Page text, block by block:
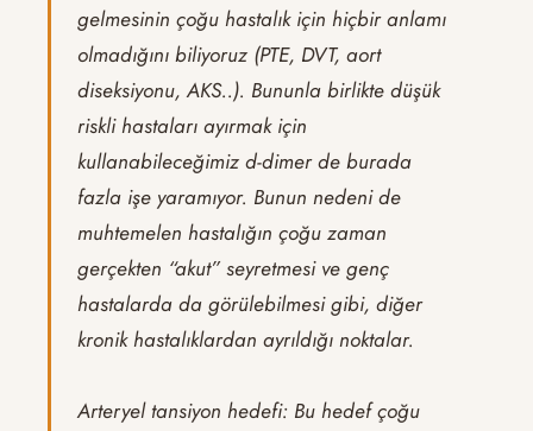
gelmesinin çoğu hastalık için hiçbir anlamı
olmadığını biliyoruz (PTE, DVT, aort
diseksiyonu, AKS..). Bununla birlikte düşük
riskli hastaları ayırmak için
kullanabileceğimiz d-dimer de burada
fazla işe yaramıyor. Bunun nedeni de
muhtemelen hastalığın çoğu zaman
gerçekten “akut” seyretmesi ve genç
hastalarda da görülebilmesi gibi, diğer
kronik hastalıklardan ayrıldığı noktalar.
Arteryel tansiyon hedefi: Bu hedef çoğu